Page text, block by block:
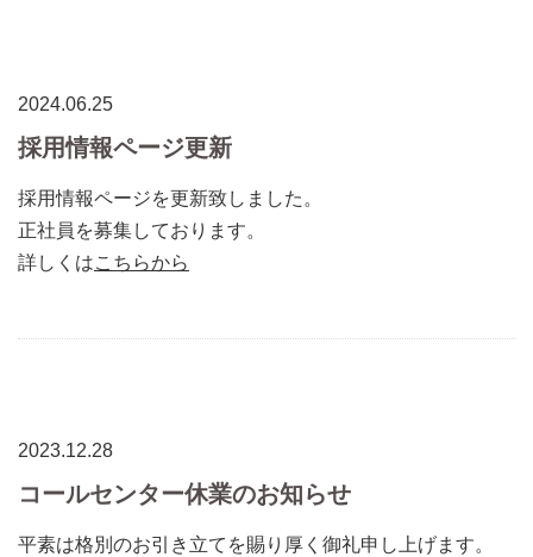
2024.06.25
採用情報ページ更新
採用情報ページを更新致しました。
正社員を募集しております。
詳しくはこちらから
2023.12.28
コールセンター休業のお知らせ
平素は格別のお引き立てを賜り厚く御礼申し上げます。